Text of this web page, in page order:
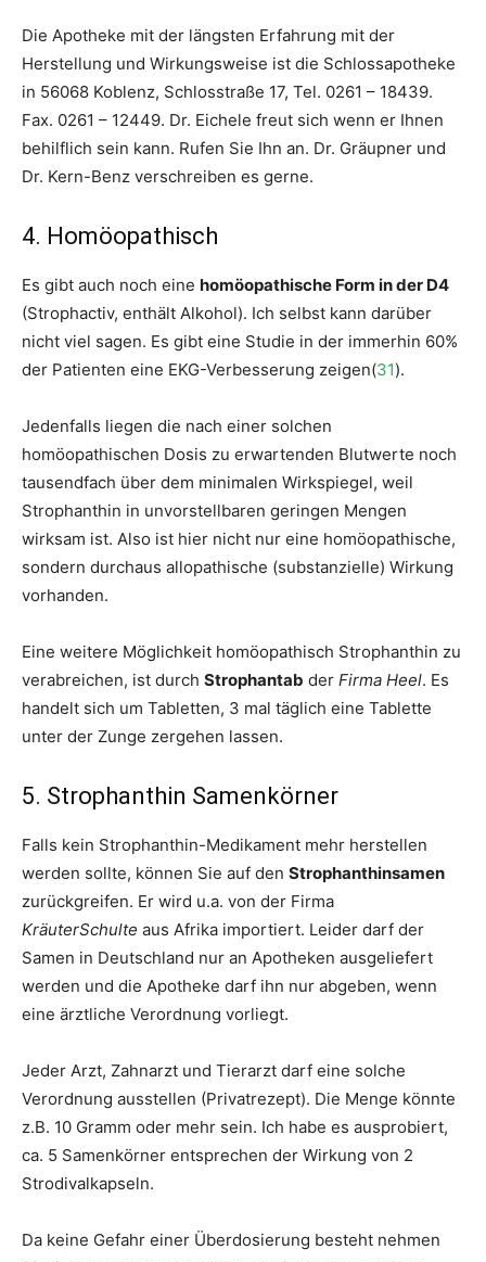
Die Apotheke mit der längsten Erfahrung mit der
Herstellung und Wirkungsweise ist die Schlossapotheke
in 56068 Koblenz, Schlosstraße 17, Tel. 0261 – 18439.
Fax. 0261 – 12449. Dr. Eichele freut sich wenn er Ihnen
behilflich sein kann. Rufen Sie Ihn an. Dr. Gräupner und
Dr. Kern-Benz verschreiben es gerne.
4. Homöopathisch
Es gibt auch noch eine homöopathische Form in der D4
(Strophactiv, enthält Alkohol). Ich selbst kann darüber
nicht viel sagen. Es gibt eine Studie in der immerhin 60%
der Patienten eine EKG-Verbesserung zeigen(31).
Jedenfalls liegen die nach einer solchen
homöopathischen Dosis zu erwartenden Blutwerte noch
tausendfach über dem minimalen Wirkspiegel, weil
Strophanthin in unvorstellbaren geringen Mengen
wirksam ist. Also ist hier nicht nur eine homöopathische,
sondern durchaus allopathische (substanzielle) Wirkung
vorhanden.
Eine weitere Möglichkeit homöopathisch Strophanthin zu
verabreichen, ist durch Strophantab der Firma Heel. Es
handelt sich um Tabletten, 3 mal täglich eine Tablette
unter der Zunge zergehen lassen.
5. Strophanthin Samenkörner
Falls kein Strophanthin-Medikament mehr herstellen
werden sollte, können Sie auf den Strophanthinsamen
zurückgreifen. Er wird u.a. von der Firma
KräuterSchulte aus Afrika importiert. Leider darf der
Samen in Deutschland nur an Apotheken ausgeliefert
werden und die Apotheke darf ihn nur abgeben, wenn
eine ärztliche Verordnung vorliegt.
Jeder Arzt, Zahnarzt und Tierarzt darf eine solche
Verordnung ausstellen (Privatrezept). Die Menge könnte
z.B. 10 Gramm oder mehr sein. Ich habe es ausprobiert,
ca. 5 Samenkörner entsprechen der Wirkung von 2
Strodivalkapseln.
Da keine Gefahr einer Überdosierung besteht nehmen